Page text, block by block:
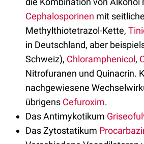
Cephalosporinen mit
Methylthiotetrazol-Kette,
in Deutschland, aber
Schweiz), Chloramphenicol,
Nitrofuranen und Quinacrin.
nachgewiesene
übrigens Cefuroxim.
Das Antimykotikum
Das Zytostatikum